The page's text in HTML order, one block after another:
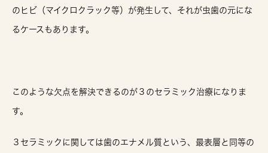
のヒビ（マイクロクラック等）が発生して、それが虫歯の元にな
るケースもあります。
このような欠点を解決できるのが３のセラミック治療になりま
す。
３セラミックに関しては歯のエナメル質という、最表層と同等の